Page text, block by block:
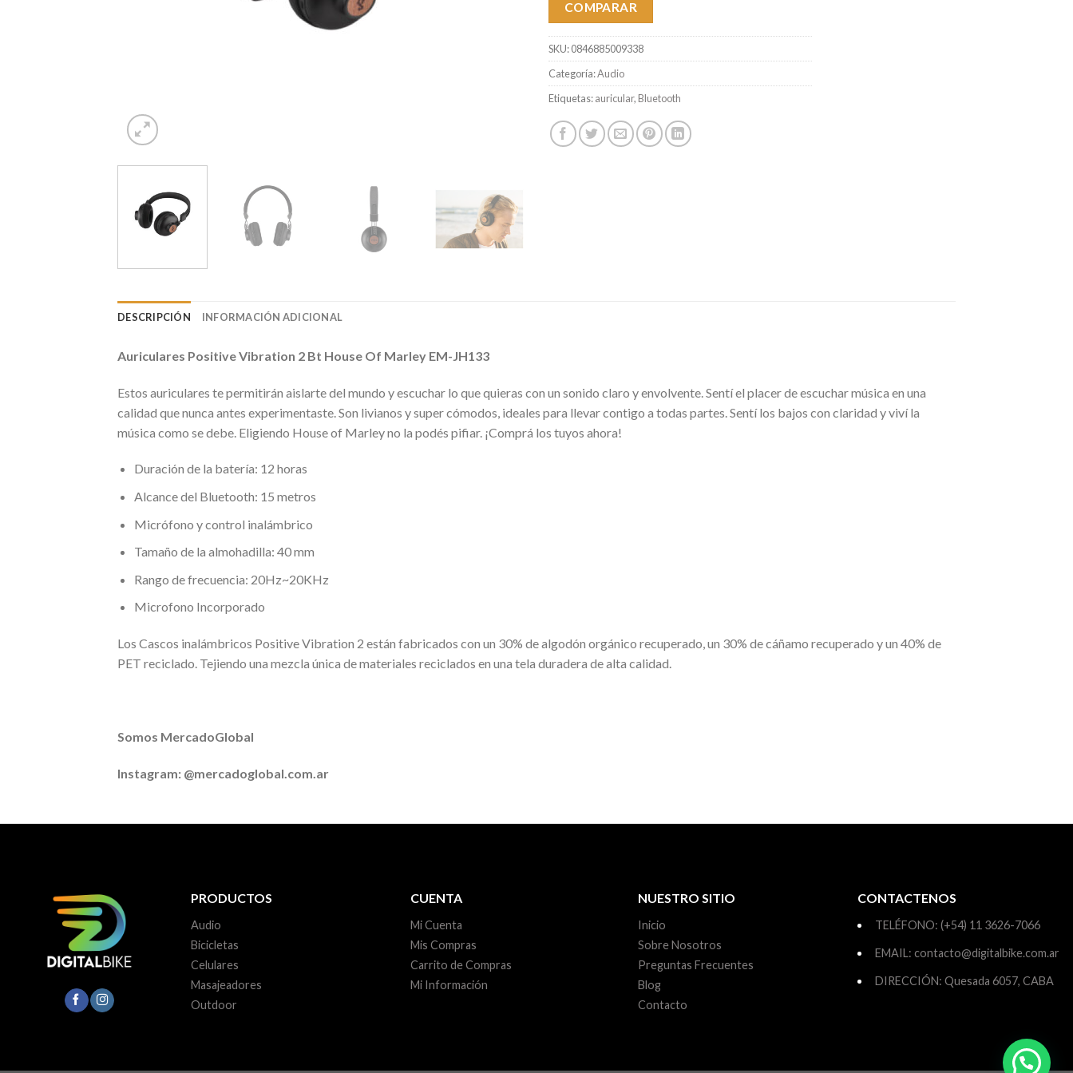
COMPARAR
SKU:0846885009338
Categoría:Audio
Etiquetas:auricular, Bluetooth
DESCRIPCIÓN INFORMACIÓN ADICIONAL
Auriculares Positive Vibration 2 Bt House Of Marley EM-JH133
Estos auriculares te permitirán aislarte del mundo y escuchar lo que quieras con un sonido claro y envolvente. Sentí el placer de escuchar música en una
calidad que nunca antes experimentaste. Son livianos y super cómodos, ideales para llevar contigo a todas partes. Sentí los bajos con claridad y viví la
música como se debe. Eligiendo House of Marley no la podés pifiar. ¡Comprá los tuyos ahora!
Duración de la batería: 12 horas
Alcance del Bluetooth: 15 metros
Micrófono y control inalámbrico
Tamaño de la almohadilla: 40 mm
Rango de frecuencia: 20Hz~20KHz
Microfono Incorporado
Los Cascos inalámbricos Positive Vibration 2 están fabricados con un 30% de algodón orgánico recuperado, un 30% de cáñamo recuperado y un 40% de
PET reciclado. Tejiendo una mezcla única de materiales reciclados en una tela duradera de alta calidad.
Somos MercadoGlobal
Instagram: @mercadoglobal.com.ar
PRODUCTOS
Audio
Bicicletas
Celulares
Masajeadores
Outdoor
CUENTA
Mi Cuenta
Mis Compras
Carrito de Compras
Mi Información
NUESTRO SITIO
Inicio
Sobre Nosotros
Preguntas Frecuentes
Blog
Contacto
CONTACTENOS
TELÉFONO: (+54) 11 3626-7066
EMAIL: contacto@digitalbike.com.ar
DIRECCIÓN: Quesada 6057, CABA